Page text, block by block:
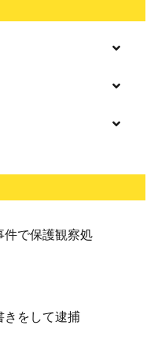
例、児童福祉法違反）
，準強制性交等罪），
，準強制わいせつ）
罪，淫行勧誘罪
件で保護観察処
きをして逮捕